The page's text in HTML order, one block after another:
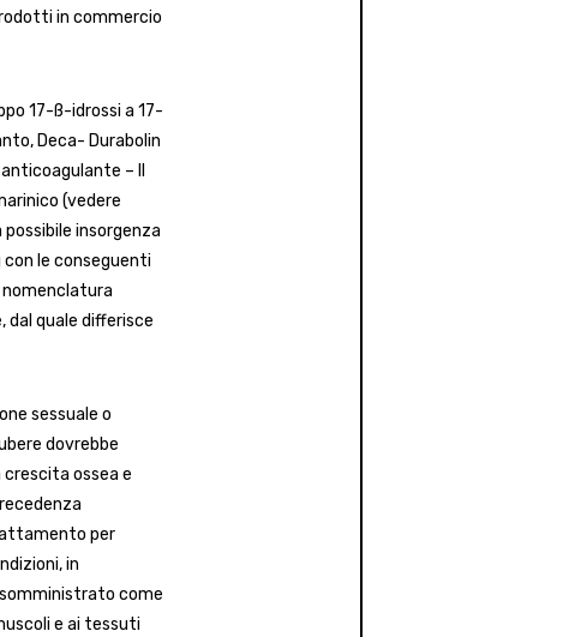
in commercio
17-ß-idrossi a 17-
Deca- Durabolin
– Il
(vedere
insorgenza
le conseguenti
nomenclatura
quale differisce
sessuale o
dovrebbe
ossea e
per
in
somministrato come
e ai tessuti